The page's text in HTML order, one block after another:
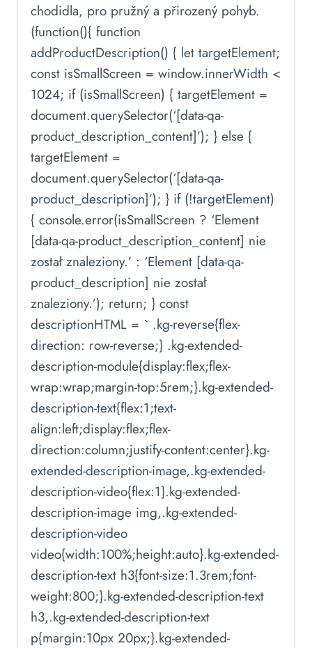
chodidla, pro pružný a přirozený pohyb.
(function(){ function
addProductDescription() { let targetElement;
const isSmallScreen = window.innerWidth <
1024; if (isSmallScreen) { targetElement =
document.querySelector(‘[data-qa-
product_description_content]’); } else {
targetElement =
document.querySelector(‘[data-qa-
product_description]’); } if (!targetElement)
{ console.error(isSmallScreen ? ‘Element
[data-qa-product_description_content] nie
został znaleziony.’ : ‘Element [data-qa-
product_description] nie został
znaleziony.’); return; } const
descriptionHTML = ` .kg-reverse{flex-
direction: row-reverse;} .kg-extended-
description-module{display:flex;flex-
wrap:wrap;margin-top:5rem;}.kg-extended-
description-text{flex:1;text-
align:left;display:flex;flex-
direction:column;justify-content:center}.kg-
extended-description-image,.kg-extended-
description-video{flex:1}.kg-extended-
description-image img,.kg-extended-
description-video
video{width:100%;height:auto}.kg-extended-
description-text h3{font-size:1.3rem;font-
weight:800;}.kg-extended-description-text
h3,.kg-extended-description-text
p{margin:10px 20px;}.kg-extended-